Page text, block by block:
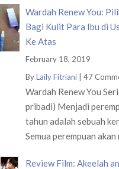
Wardah Renew You:
Bagi Kulit Para Ibu di
Ke Atas
February 18, 2019
ByLaily Fitriani| 47
Wardah Renew You
pribadi) Menjadi
tahun adalah sebuah
Semua perempuan akan
Review Film: Akeelah